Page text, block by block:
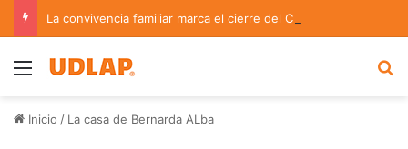
Menu
Inicio / La casa de Bernarda ALba